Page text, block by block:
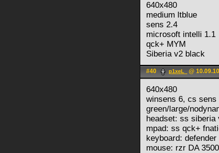
640x480
medium ltblue
sens 2.4
microsoft intelli 1.1
qck+ MYM
Siberia v2 black
#40 p1xeL_ @
640x480
winsens 6, cs sens
green/large/
headset: ss siberia
mpad: ss qck+
keyboard: defender
mouse: rzr DA 3500